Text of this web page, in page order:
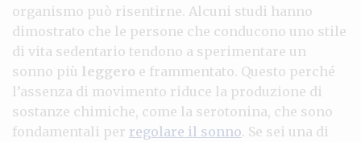
organismo può risentirne. Alcuni studi hanno
dimostrato che le persone che conducono uno stile
di vita sedentario tendono a sperimentare un
sonno più leggero e frammentato. Questo perché
l’assenza di movimento riduce la produzione di
sostanze chimiche, come la serotonina, che sono
fondamentali per regolare il sonno. Se sei una di